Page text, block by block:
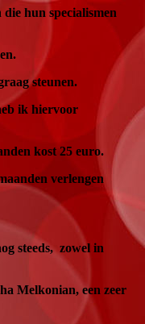
hun specialismen
steunen.
ik hiervoor
kost 25 euro.
verlengen
steeds, zowel in
Melkonian, een zeer